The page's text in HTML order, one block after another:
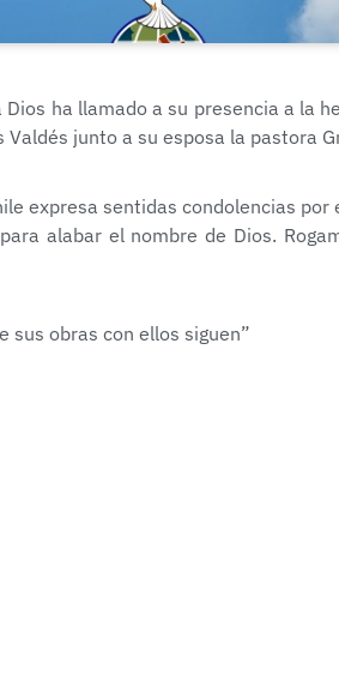
ha llamado a su presencia a la
junto a su esposa la pastora
expresa sentidas condolencias
alabar el nombre de Dios.
sus obras con ellos siguen”